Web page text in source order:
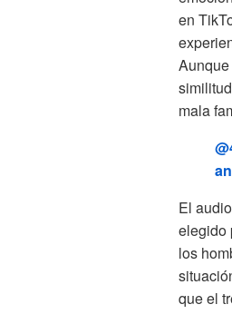
en
mala
El
elegido
los
que el